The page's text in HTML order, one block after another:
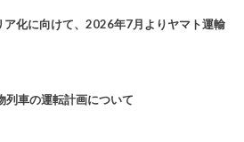
ア化に向けて、2026年7月よりヤマト運輸
列車の運転計画について